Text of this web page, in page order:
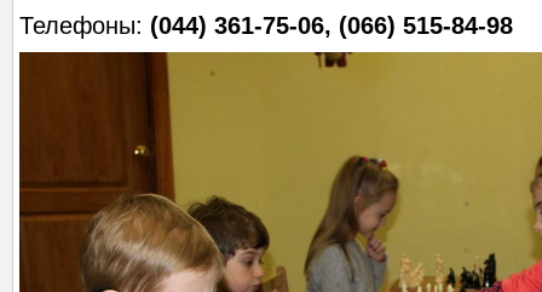
Телефоны: (044) 361-75-06, (066) 515-84-98